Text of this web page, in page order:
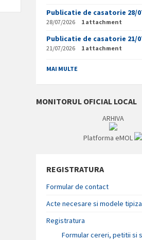
Publicatie de casatorie 28/
28/07/2026 1 attachment
Publicatie de casatorie 21/
21/07/2026 1 attachment
MAI MULTE
MONITORUL OFICIAL LOCAL
ARHIVA
Platforma eMOL
REGISTRATURA
Formular de contact
Acte necesare si modele
Registratura
Formular cereri, petitii si